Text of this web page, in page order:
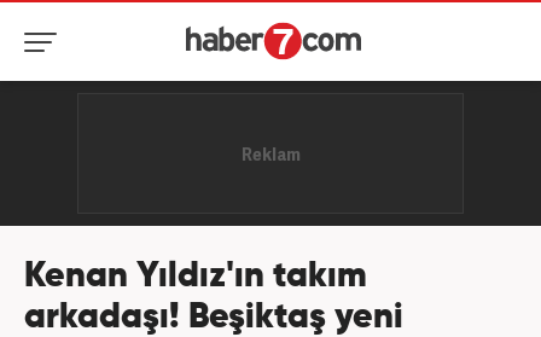
Kenan Yıldız'ın takım
arkadaşı! Beşiktaş yeni